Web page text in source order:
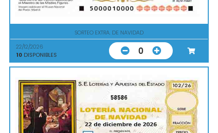
SORTEO EXTRA. DE NAVIDAD
22/12/2026
10 DISPONIBLES 0
58586